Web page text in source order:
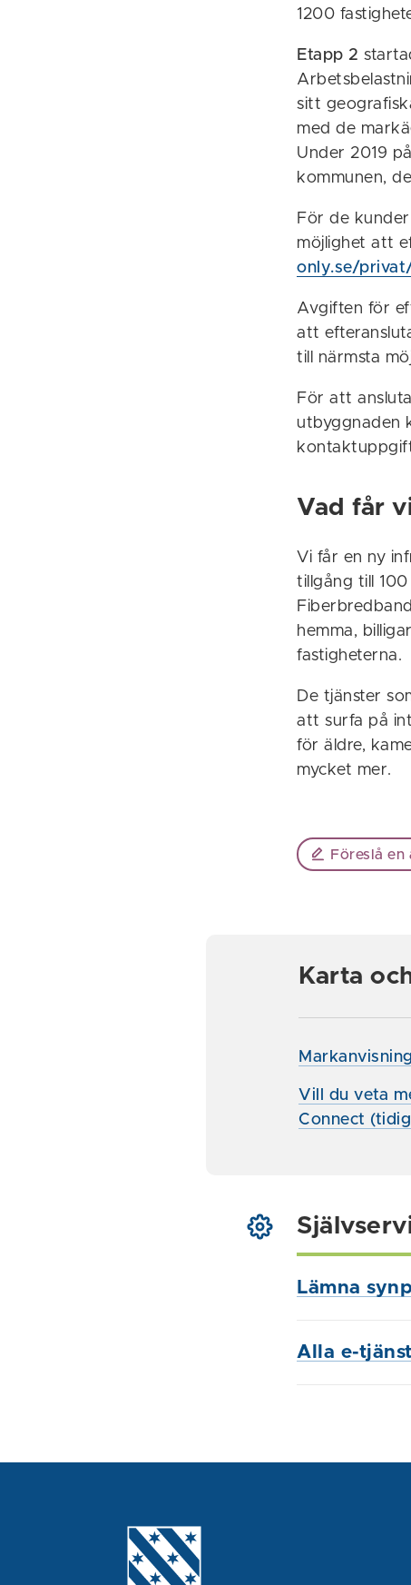
1200
Etapp 2
sitt
med de
Under 2019
kommunen,
För de
möjlighet att
only.se/
Avgiften för
att
till närmsta
För att
utbyggnaden
Vad får
Vi får en ny
tillgång till
hemma,
fastigheterna.
De tjänster
att surfa på
för äldre,
mycket mer.
Föreslå en
Karta
Vill du veta
Connect
Lämna
Alla e-